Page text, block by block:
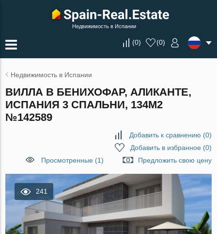
Недвижимость в Испании
(0) (0)
Недвижимость в Испании
ВИЛЛА В БЕНИХОФАР, АЛИКАНТЕ,
ИСПАНИЯ 3 СПАЛЬНИ, 134М2
№142589
Добавить к сравнению (0)
Добавить в избранное(0)
Просмотренные (1)
Предложить свою цену
241